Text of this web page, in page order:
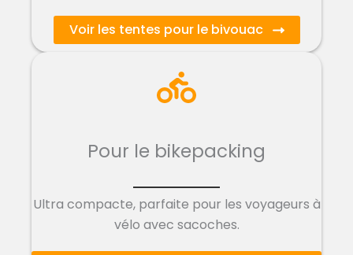
Voir les tentes pour le bivouac
Pour le bikepacking
Ultra compacte, parfaite pour les voyageurs à
vélo avec sacoches.